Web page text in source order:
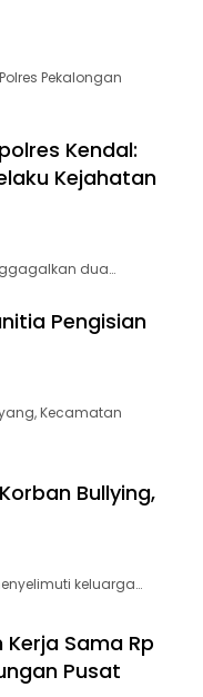
Pekalongan
Kendal:
Kejahatan
dua…
Pengisian
Kecamatan
Bullying,
keluarga…
Sama Rp
Pusat